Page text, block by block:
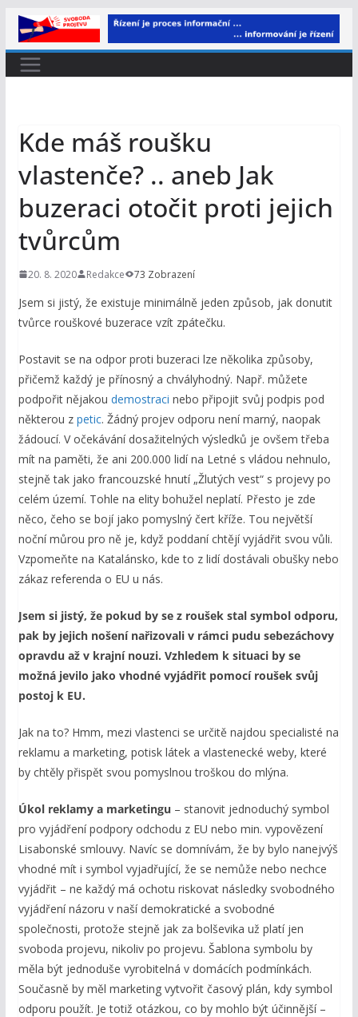
Přeskočit
na
obsah
Kde máš roušku
vlastenče? .. aneb Jak
buzeraci otočit proti jejich
tvůrcům
20. 8. 2020 Redakce 73 Zobrazení
Jsem si jistý, že existuje minimálně jeden způsob, jak donutit
tvůrce rouškové buzerace vzít zpátečku.
Postavit se na odpor proti buzeraci lze několika způsoby,
přičemž každý je přínosný a chvályhodný. Např. můžete
podpořit nějakou demostraci nebo připojit svůj podpis pod
některou z petic. Žádný projev odporu není marný, naopak
žádoucí. V očekávání dosažitelných výsledků je ovšem třeba
mít na paměti, že ani 200.000 lidí na Letné s vládou nehnulo,
stejně tak jako francouzské hnutí „Žlutých vest“ s projevy po
celém území. Tohle na elity bohužel neplatí. Přesto je zde
něco, čeho se bojí jako pomyslný čert kříže. Tou největší
noční můrou pro ně je, když poddaní chtějí vyjádřit svou vůli.
Vzpomeňte na Katalánsko, kde to z lidí dostávali obušky nebo
zákaz referenda o EU u nás.
Jsem si jistý, že pokud by se z roušek stal symbol odporu,
pak by jejich nošení nařizovali v rámci pudu sebezáchovy
opravdu až v krajní nouzi. Vzhledem k situaci by se
možná jevilo jako vhodné vyjádřit pomocí roušek svůj
postoj k EU.
Jak na to? Hmm, mezi vlastenci se určitě najdou specialisté na
reklamu a marketing, potisk látek a vlastenecké weby, které
by chtěly přispět svou pomyslnou troškou do mlýna.
Úkol reklamy a marketingu – stanovit jednoduchý symbol
pro vyjádření podpory odchodu z EU nebo min. vypovězení
Lisabonské smlouvy. Navíc se domnívám, že by bylo nanejvýš
vhodné mít i symbol vyjadřující, že se nemůže nebo nechce
vyjádřit – ne každý má ochotu riskovat následky svobodného
vyjádření názoru v naší demokratické a svobodné
společnosti, protože stejně jak za bolševika už platí jen
svoboda projevu, nikoliv po projevu. Šablona symbolu by
měla být jednoduše vyrobitelná v domácích podmínkách.
Současně by měl marketing vytvořit časový plán, kdy symbol
odporu použít. Je totiž otázkou, co by mohlo být účinnější –